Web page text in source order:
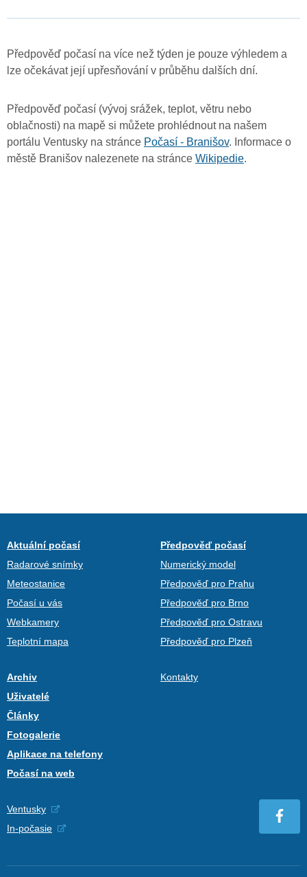
Předpověď počasí na více než týden je pouze výhledem a
lze očekávat její upřesňování v průběhu dalších dní.
Předpověď počasí (vývoj srážek, teplot, větru nebo
oblačnosti) na mapě si můžete prohlédnout na našem
portálu Ventusky na stránce Počasí - Branišov. Informace o
městě Branišov nalezenete na stránce Wikipedie.
Aktuální počasí
Radarové snímky
Meteostanice
Počasí u vás
Webkamery
Teplotní mapa
Předpověď počasí
Numerický model
Předpověď pro Prahu
Předpověď pro Brno
Předpověď pro Ostravu
Předpověď pro Plzeň
Archiv
Uživatelé
Články
Fotogalerie
Aplikace na telefony
Počasí na web
Kontakty
Ventusky
In-počasie